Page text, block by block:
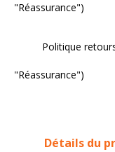
"Réassurance")
Politique
"Réassurance")
Détails du